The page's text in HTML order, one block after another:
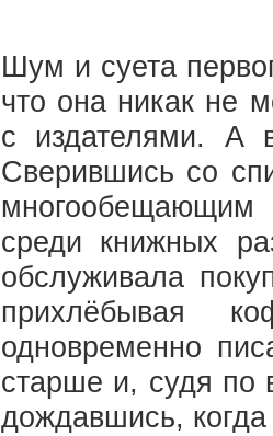
Шум и суета
что она никак не
с издателями. А
Сверившись со
среди книжных
обслуживала
прихлёбывая
одновременно
старше и, судя по
дождавшись, когда